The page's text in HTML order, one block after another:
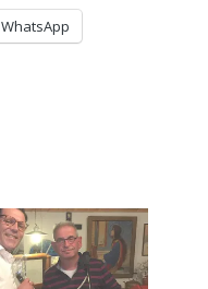
WhatsApp